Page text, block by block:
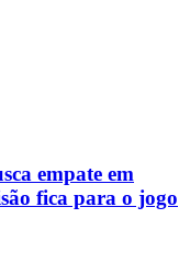
empate em
fica para o jogo